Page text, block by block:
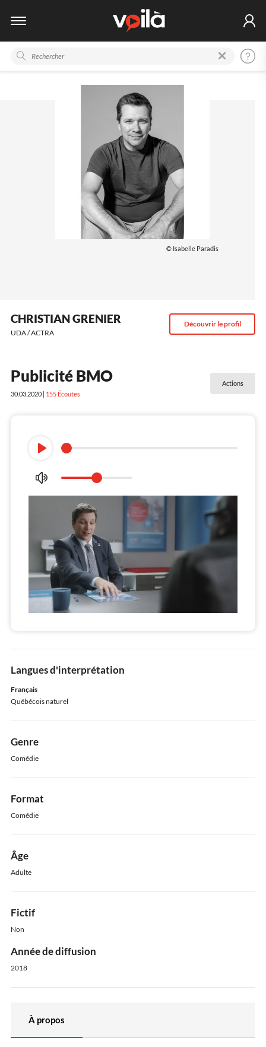
© Isabelle Paradis
CHRISTIAN GRENIER
UDA / ACTRA
Découvrir le profil
Publicité BMO
30.03.2020 | 155Écoutes
Actions
Langues d'interprétation
Français
Québécois naturel
Genre
Comédie
Format
Comédie
Âge
Adulte
Fictif
Non
Année de diffusion
2018
À propos